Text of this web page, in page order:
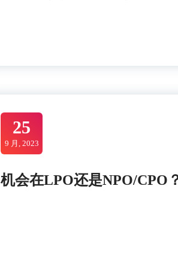
25
9 月, 2023
机会在LPO还是NPO/CPO